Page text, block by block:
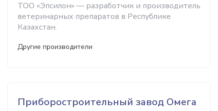
ТОО «Эпсилон» — разработчик и производитель
ветеринарных препаратов в Республике
Казахстан.
Другие производители
Приборостроительный завод Омега